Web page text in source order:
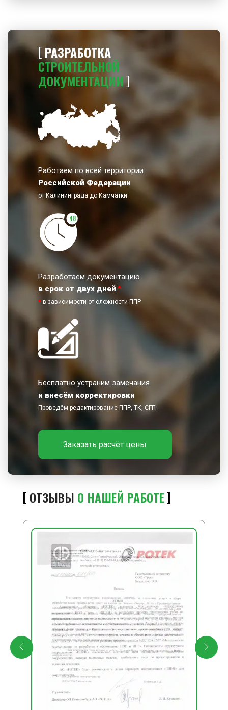
РАЗРАБОТКА
СТРОИТЕЛЬНОЙ
ДОКУМЕНТАЦИИ
Работаем по всей территории
Российской Федерации
от Калининграда до Камчатки
48
Разработаем документацию
в срок от двух дней *
* в зависимости от сложности ППР
Бесплатно устраним замечания
и внесём корректировки
Проведём редактирование ППР, ТК, СГП
Заказать расчёт цены
ОТЗЫВЫ О НАШЕЙ РАБОТЕ